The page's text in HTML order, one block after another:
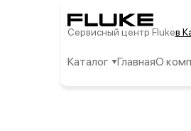
Сервисный центр Flukeв
Каталог ГлавнаяО